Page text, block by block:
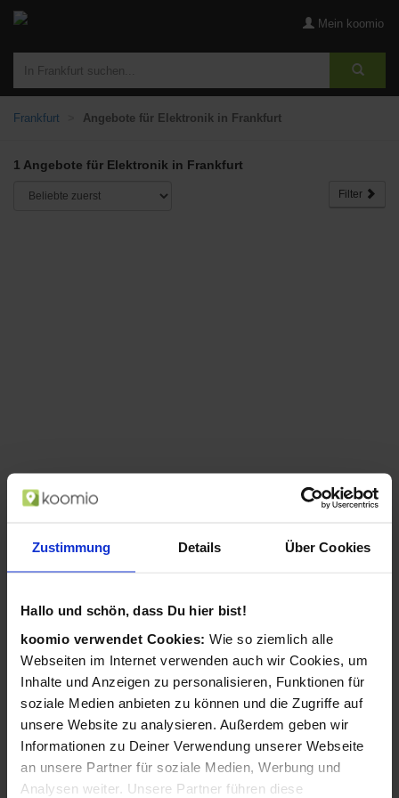
Zustimmung Details Über Cookies
Hallo und schön, dass Du hier bist!
koomio verwendet Cookies: Wie so ziemlich alle
Webseiten im Internet verwenden auch wir Cookies, um
Inhalte und Anzeigen zu personalisieren, Funktionen für
soziale Medien anbieten zu können und die Zugriffe auf
unsere Website zu analysieren. Außerdem geben wir
Informationen zu Deiner Verwendung unserer Webseite
an unsere Partner für soziale Medien, Werbung und
Analysen weiter. Unsere Partner führen diese
Mein koomio
Frankfurt Angebote für Elektronik in Frankfurt
1 Angebote für Elektronik in Frankfurt
Filter
AgfaPhoto Compact Realishot DC8200
1/3.2 Zoll Kompaktkamera 18 MP CMOS
4896 x 3672 Pixel Rot (Rot)
ab 99,99 €
in 1 Geschäften
« 1